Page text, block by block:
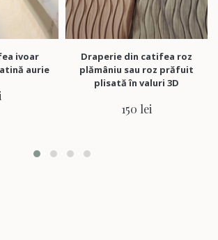
aurie
Draperie din catifea roz
plămâniu sau roz prăfuit
plisată în valuri 3D
150 lei